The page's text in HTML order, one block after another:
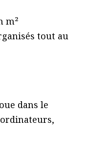
m²
tout au
dans le